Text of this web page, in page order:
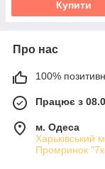
Купити
Про нас
100%
Працює з
м. Одеса
Харьківський
Промринок